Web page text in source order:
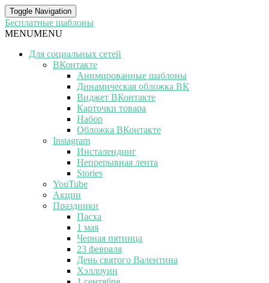
Toggle Navigation
Бесплатные шаблоны
MENUMENU
Для социальных сетей
ВКонтакте
Анимированные шаблоны
Динамическая обложка ВК
Виджет ВКонтакте
Карточки товара
Набор
Обложка ВКонтакте
Instagram
Инсталендинг
Непрерывная лента
Stories
YouTube
Акции
Праздники
Пасха
1 мая
Черная пятница
23 февраля
День святого Валентина
Хэллоуин